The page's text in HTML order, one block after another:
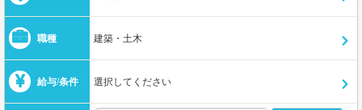
職種 建築・土木
給与/条件 選択してください